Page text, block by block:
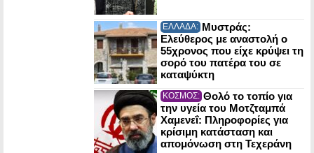
ΕΛΛΑΔΑ: Μυστράς:
Ελεύθερος με αναστολή ο
55χρονος που είχε κρύψει τη
σορό του πατέρα του σε
καταψύκτη
ΚΟΣΜΟΣ: Θολό το τοπίο για
την υγεία του Μοτζταμπά
Χαμενεΐ: Πληροφορίες για
κρίσιμη κατάσταση και
απομόνωση στη Τεχεράνη